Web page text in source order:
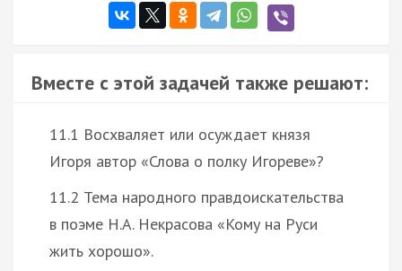
Вместе с этой задачей также решают:
11.1 Восхваляет или осуждает князя
Игоря автор «Слова о полку Игореве»?
11.2 Тема народного правдоискательства
в поэме Н.А. Некрасова «Кому на Руси
жить хорошо».